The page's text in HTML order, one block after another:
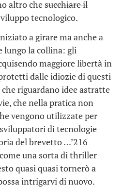
altro chesucchiare il
tecnologico.
a girare ma anche a
lungo la collina: gli
maggiore libertà in
dalle idiozie di questi
riguardano idee astratte
che nella pratica non
vengono utilizzate per
di tecnologie
del brevetto …’216
una sorta di thriller
quasi quasi tornerò a
intrigarvi di nuovo.